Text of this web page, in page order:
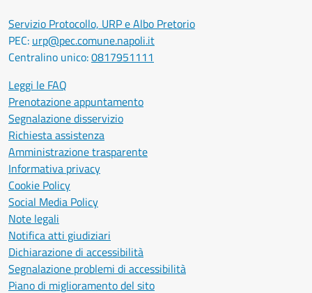
Servizio Protocollo, URP e Albo Pretorio
PEC: urp@pec.comune.napoli.it
Centralino unico:0817951111
Leggi le FAQ
Prenotazione appuntamento
Segnalazione disservizio
Richiesta assistenza
Amministrazione trasparente
Informativa privacy
Cookie Policy
Social Media Policy
Note legali
Notifica atti giudiziari
Dichiarazione di accessibilità
Segnalazione problemi di accessibilità
Piano di miglioramento del sito